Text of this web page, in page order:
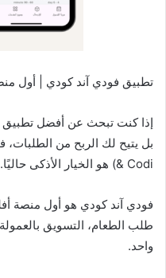
تطبيق فودي آند كودي | أول
إذا كنت تبحث عن أفضل تطبيق
& Codi) هو الخيار الأذكى حاليًا.
فودي آند كودي هو أول منصة
طلب الطعام، التسويق
واحد.